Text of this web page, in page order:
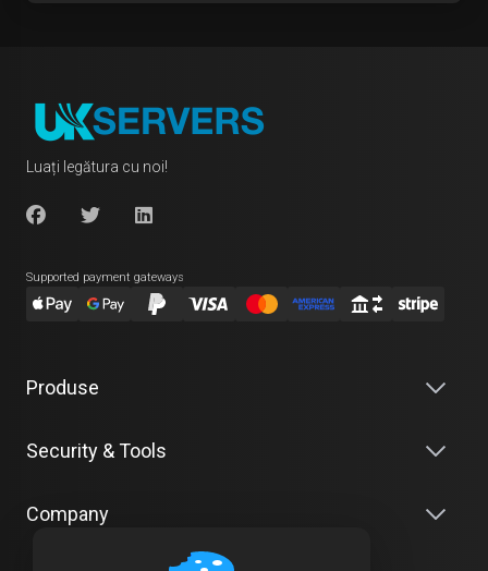
Luați legătura cu noi!
Supported payment gateways
Produse
Security & Tools
Company